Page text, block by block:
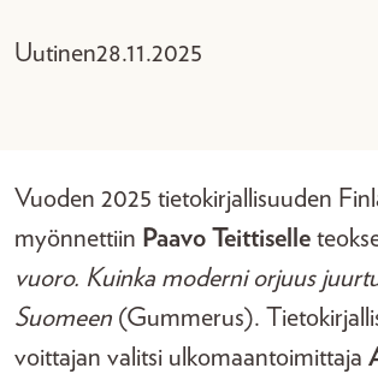
Uutinen28.11.2025
Vuoden 2025 tietokirjallisuuden
myönnettiin Paavo Teittiselle
vuoro. Kuinka moderni orjuus
Suomeen (Gummerus).
voittajan valitsi ulkomaantoimittaja